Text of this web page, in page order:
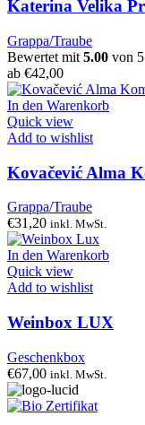
Katerina Velika
Grappa/Traube
Bewertet mit 5.00 von 5
ab €42,00
In den Warenkorb
Quick view
Add to wishlist
Kovačević Alma
Grappa/Traube
€31,20 inkl. MwSt.
In den Warenkorb
Quick view
Add to wishlist
Weinbox LUX
Geschenkbox
€67,00 inkl. MwSt.